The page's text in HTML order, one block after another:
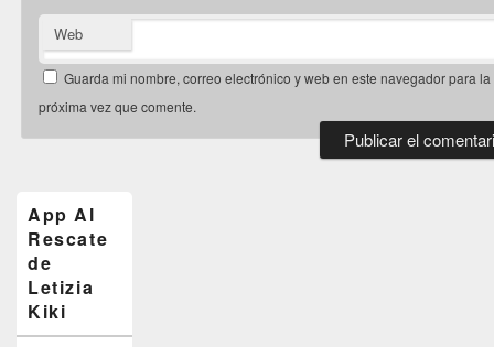
Web
Guarda mi nombre, correo electrónico y web en este navegador para la
próxima vez que comente.
widget
barra
lateral
primaria
App Al
Rescate
de
Letizia
Kiki